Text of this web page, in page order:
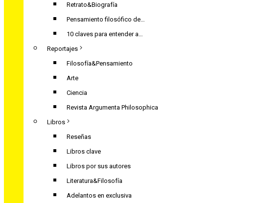
Retrato&Biografía
Pensamiento filosófico de…
10 claves para entender a…
Reportajes
Filosofía&Pensamiento
Arte
Ciencia
Revista Argumenta Philosophica
Libros
Reseñas
Libros clave
Libros por sus autores
Literatura&Filosofía
Adelantos en exclusiva